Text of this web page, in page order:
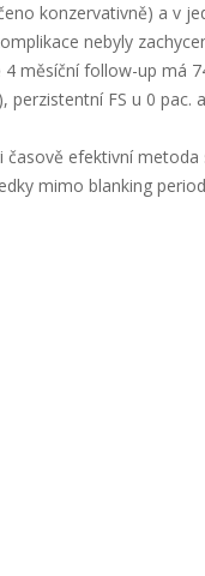
konzervativně) a v
nebyly
měsíční follow-up má
perzistentní FS u 0 pac.
časově efektivní
mimo blanking